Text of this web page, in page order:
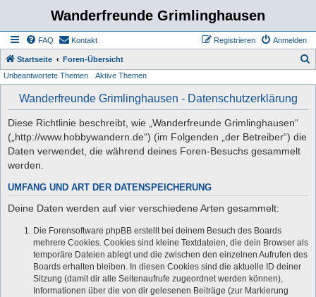
Wanderfreunde Grimlinghausen
FAQ Kontakt Anmelden
Registrieren
Startseite Foren-Übersicht
Unbeantwortete Themen Aktive Themen
Wanderfreunde Grimlinghausen - Datenschutzerklärung
Diese Richtlinie beschreibt, wie „Wanderfreunde Grimlinghausen“
(„http://www.hobbywandern.de“) (im Folgenden „der Betreiber“) die
Daten verwendet, die während deines Foren-Besuchs gesammelt
werden.
UMFANG UND ART DER DATENSPEICHERUNG
Deine Daten werden auf vier verschiedene Arten gesammelt:
Die Forensoftware phpBB erstellt bei deinem Besuch des Boards
mehrere Cookies. Cookies sind kleine Textdateien, die dein Browser als
temporäre Dateien ablegt und die zwischen den einzelnen Aufrufen des
Boards erhalten bleiben. In diesen Cookies sind die aktuelle ID deiner
Sitzung (damit dir alle Seitenaufrufe zugeordnet werden können),
Informationen über die von dir gelesenen Beiträge (zur Markierung